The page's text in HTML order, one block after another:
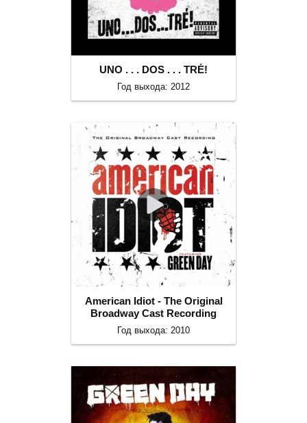
UNO . . . DOS . . . TRÉ!
Год выхода: 2012
American Idiot - The Original
Broadway Cast Recording
Год выхода: 2010